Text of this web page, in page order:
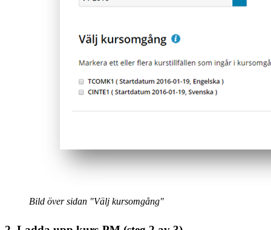
Bild över sidan "Välj kursomgång"